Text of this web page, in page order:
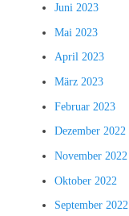
Juni 2023
Mai 2023
April 2023
März 2023
Februar 2023
Dezember 2022
November 2022
Oktober 2022
September 2022